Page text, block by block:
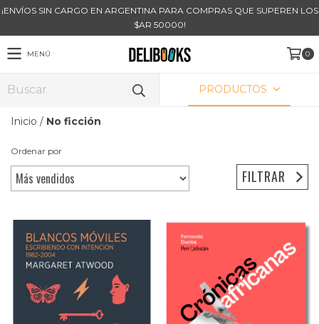
¡ENVÍOS SIN CARGO EN ARGENTINA PARA COMPRAS QUE SUPEREN LOS
$AR 50000!
MENÚ 0
PRODUCTOS
Inicio / No ficción
Ordenar por
FILTRAR